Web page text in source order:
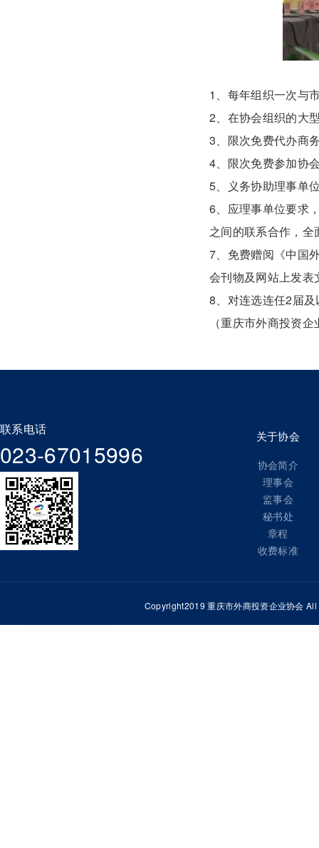
1、每年组织一次与
2、在协会组织的大
3、限次免费代办商
4、限次免费参加协
5、义务协助理事单
6、应理事单位要求
之间的联系合作，
7、免费赠阅《中国
会刊物及网站上发
8、对连选连任2届
（重庆市外商投资
联系电话
023-67015996
关于协会
协会简介
理事会
监事会
秘书处
章程
收费标准
Copyright2019 重庆市外商投资企业协会
重庆百富工业有限公司